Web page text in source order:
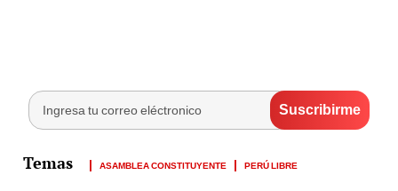
ASAMBLEA CONSTITUYENTE PERÚ LIBRE